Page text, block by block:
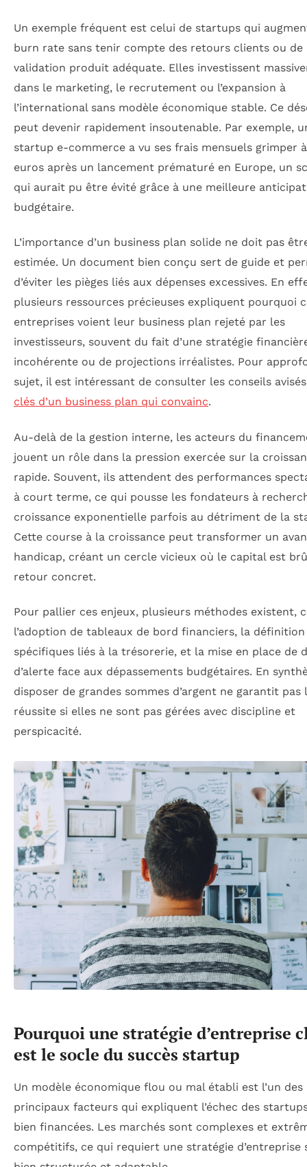
Un exemple fréquent est celui de startups qui
burn rate sans tenir compte des retours clients ou de
validation produit adéquate. Elles investissent
dans le marketing, le recrutement ou l’expansion à
l’international sans modèle économique stable. Ce
peut devenir rapidement insoutenable. Par exemple,
startup e-commerce a vu ses frais mensuels grimper
euros après un lancement prématuré en Europe, un
qui aurait pu être évité grâce à une meilleure
budgétaire.
L’importance d’un business plan solide ne doit pas
estimée. Un document bien conçu sert de guide et
d’éviter les pièges liés aux dépenses excessives. En
plusieurs ressources précieuses expliquent pourquoi
entreprises voient leur business plan rejeté par les
investisseurs, souvent du fait d’une stratégie
incohérente ou de projections irréalistes. Pour
sujet, il est intéressant de consulter les conseils
clés d’un business plan qui convainc.
Au-delà de la gestion interne, les acteurs du
jouent un rôle dans la pression exercée sur la
rapide. Souvent, ils attendent des performances
à court terme, ce qui pousse les fondateurs à
croissance exponentielle parfois au détriment de la
Cette course à la croissance peut transformer un
handicap, créant un cercle vicieux où le capital est
retour concret.
Pour pallier ces enjeux, plusieurs méthodes existent,
l’adoption de tableaux de bord financiers, la définition
spécifiques liés à la trésorerie, et la mise en place de
d’alerte face aux dépassements budgétaires. En
disposer de grandes sommes d’argent ne garantit pas
réussite si elles ne sont pas gérées avec discipline et
perspicacité.
Pourquoi une stratégie d’entreprise
est le socle du succès startup
Un modèle économique flou ou mal établi est l’un des
principaux facteurs qui expliquent l’échec des
bien financées. Les marchés sont complexes et
compétitifs, ce qui requiert une stratégie d’entreprise